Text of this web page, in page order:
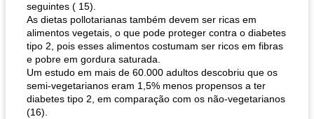
seguintes ( 15).
As dietas pollotarianas também devem ser ricas em
alimentos vegetais, o que pode proteger contra o diabetes
tipo 2, pois esses alimentos costumam ser ricos em fibras
e pobre em gordura saturada.
Um estudo em mais de 60.000 adultos descobriu que os
semi-vegetarianos eram 1,5% menos propensos a ter
diabetes tipo 2, em comparação com os não-vegetarianos
(16).